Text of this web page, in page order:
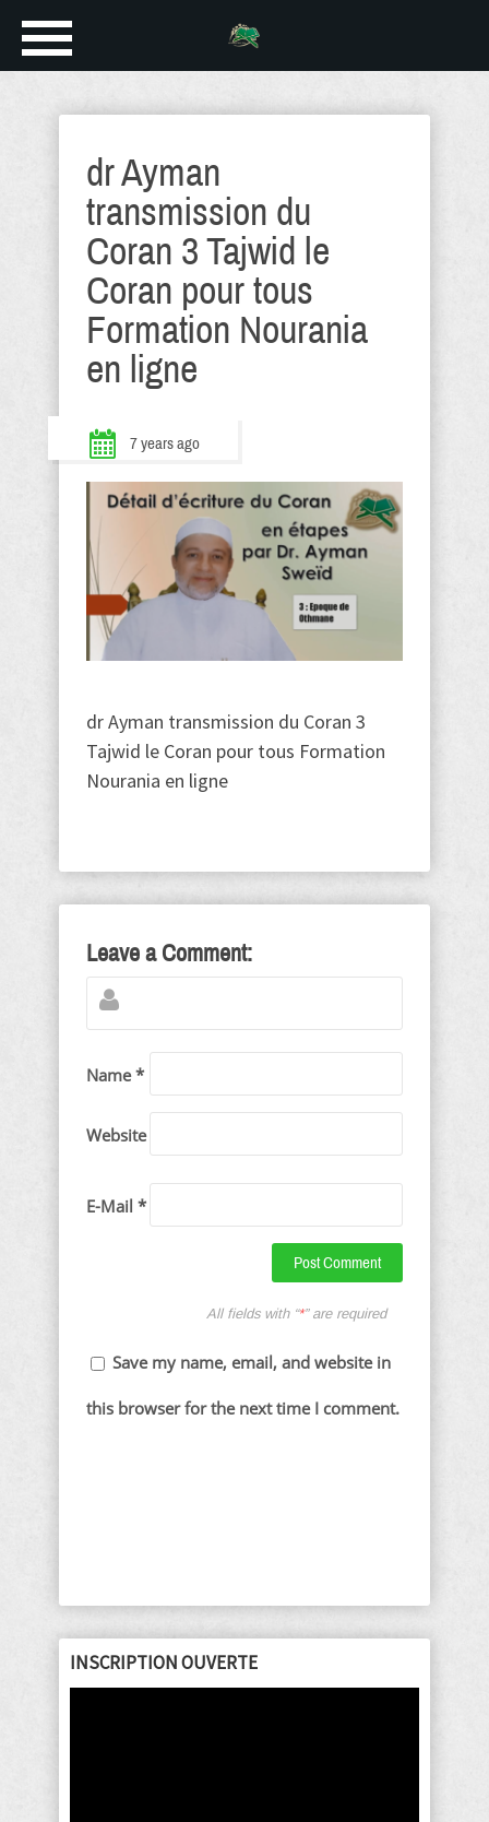
dr Ayman
transmission du
Coran 3 Tajwid le
Coran pour tous
Formation Nourania
en ligne
7 years ago
dr Ayman transmission du Coran 3
Tajwid le Coran pour tous Formation
Nourania en ligne
Leave a Comment:
Name *
Website
E-Mail *
All fields with “*” are required
Save my name, email, and website in
this browser for the next time I comment.
INSCRIPTION OUVERTE